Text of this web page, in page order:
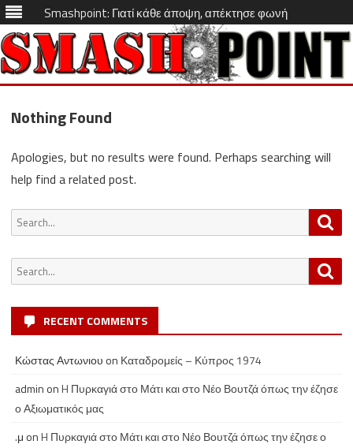
Smashpoint: Γιατί κάθε άποψη, απέκτησε φωνή
Skip
Nothing Found
Apologies, but no results were found. Perhaps searching will
help find a related post.
Search
for:
Search
for:
RECENT COMMENTS
Κώστας Αντωνιου on Καταδρομείς – Κύπρος 1974
admin onH Πυρκαγιά στο Μάτι και στο Νέο Βουτζά όπως την έζησε
ο Αξιωματικός μας
.μ onH Πυρκαγιά στο Μάτι και στο Νέο Βουτζά όπως την έζησε ο